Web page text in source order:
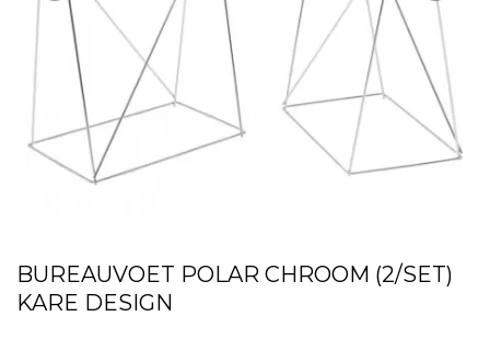
BUREAUVOET POLAR CHROOM (2/SET)
KARE DESIGN